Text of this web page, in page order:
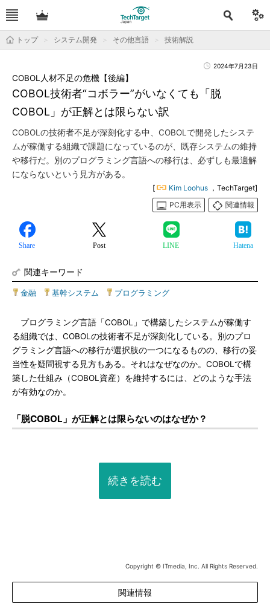
トップ システム開発 その他言語 技術解説
2024年7月23日
COBOL技術者“コボラー”がいなくても「脱
COBOL」が正解とは限らない訳
COBOL人材不足の危機【後編】
COBOLの技術者不足が深刻化する中、COBOLで開発したシステ
ムが稼働する組織で課題になっているのが、既存システムの維持
や移行だ。別のプログラミング言語への移行は、必ずしも最適解
にならないという見方がある。
[ Kim Loohus ，TechTarget]
PC用表示
関連情報
Share Post LINE Hatena
関連キーワード
金融 基幹システム プログラミング
プログラミング言語「COBOL」で構築したシステムが稼働す
る組織では、COBOLの技術者不足が深刻化している。別のプロ
グラミング言語への移行が選択肢の一つになるものの、移行の妥
当性を疑問視する見方もある。それはなぜなのか。COBOLで構
築した仕組み（COBOL資産）を維持するには、どのような手法
が有効なのか。
「脱COBOL」が正解とは限らないのはなぜか？
続きを読む
Copyright © ITmedia, Inc. All Rights Reserved.
関連情報